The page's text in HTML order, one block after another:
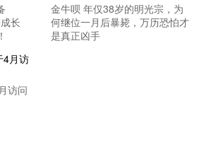
长
金牛呗 年仅38岁的明光宗，为
何继位一月后暴毙，万历恐怕才
是真正凶手
访问